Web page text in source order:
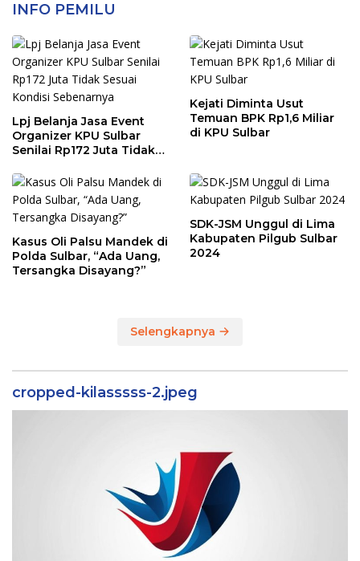
INFO PEMILU
Lpj Belanja Jasa Event
Organizer KPU Sulbar
Senilai Rp172 Juta Tidak
Sebenarnya
Kejati Diminta Usut
Temuan BPK Rp1,6 Miliar
di KPU Sulbar
Kasus Oli Palsu Mandek di
Polda Sulbar, “Ada Uang,
Tersangka Disayang?”
SDK-JSM Unggul di Lima
Kabupaten Pilgub Sulbar
2024
Selengkapnya
cropped-kilasssss-2.jpeg